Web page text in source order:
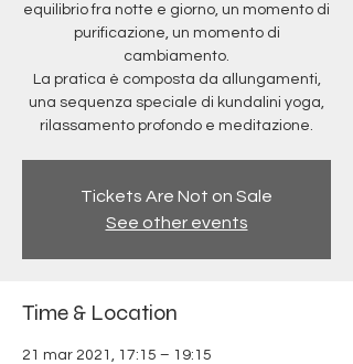
equilibrio fra notte e giorno, un momento di
purificazione, un momento di
cambiamento.
La pratica è composta da allungamenti,
una sequenza speciale di kundalini yoga,
rilassamento profondo e meditazione.
Tickets Are Not on Sale
See other events
Time & Location
21 mar 2021, 17:15 – 19:15